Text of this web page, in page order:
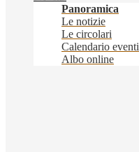
Panoramica
Le notizie
Le circolari
Calendario eventi
Albo online